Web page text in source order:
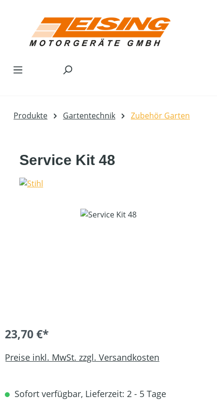
Produkte Gartentechnik Zubehör Garten
Service Kit 48
Bildergalerie überspringen
23,70 €*
Preise inkl. MwSt. zzgl. Versandkosten
Sofort verfügbar, Lieferzeit: 2 - 5 Tage